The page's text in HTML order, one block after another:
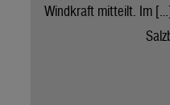
Windkraft mitteilt. Im